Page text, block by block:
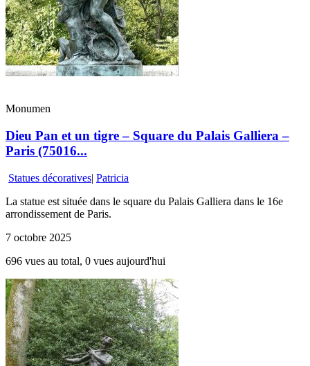
Monumen
Dieu Pan et un tigre – Square du Palais Galliera –
Paris (75016...
Statues décoratives| Patricia
La statue est située dans le square du Palais Galliera dans le 16e
arrondissement de Paris.
7 octobre 2025
696 vues au total, 0 vues aujourd'hui